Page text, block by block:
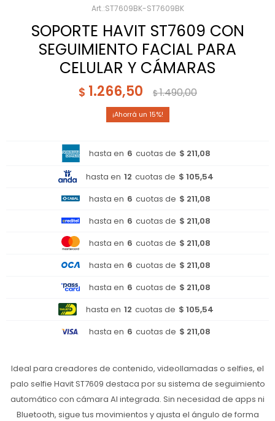
ST7609BK-ST7609BK
SOPORTE HAVIT ST7609 CON
SEGUIMIENTO FACIAL PARA
CELULAR Y CÁMARAS
$ 1.266,50 $1.490,00
15
hasta en 6 cuotas de $ 211,08
hasta en 12 cuotas de $ 105,54
hasta en 6 cuotas de $ 211,08
hasta en 6 cuotas de $ 211,08
hasta en 6 cuotas de $ 211,08
hasta en 6 cuotas de $ 211,08
hasta en 6 cuotas de $ 211,08
hasta en 12 cuotas de $ 105,54
hasta en 6 cuotas de $ 211,08
Ideal para creadores de contenido, videollamadas o selfies, el
palo selfie Havit ST7609 destaca por su sistema de seguimiento
automático con cámara AI integrada. Sin necesidad de apps ni
Bluetooth, sigue tus movimientos y ajusta el ángulo de forma